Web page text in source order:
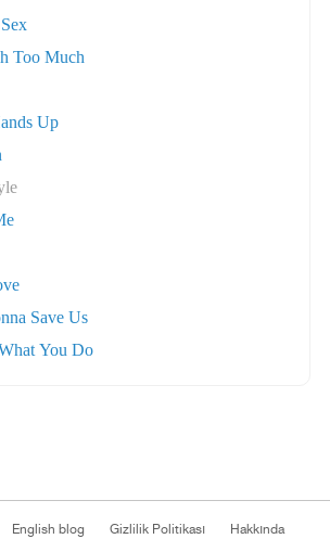
Too Much
Up
Save Us
You Do
English blog Gizlilik Politikası Hakkında